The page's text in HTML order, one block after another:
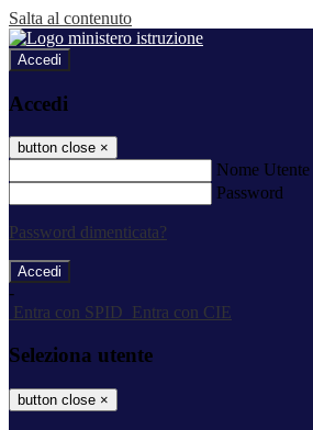
Salta al contenuto
Accedi
Accedi
button close ×
Nome Utente
Password
Password dimenticata?
-
Entra con SPID
Entra con CIE
Seleziona utente
button close ×